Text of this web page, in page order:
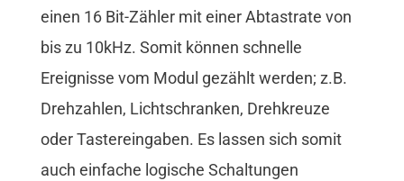
einen 16 Bit-Zähler mit einer Abtastrate von
bis zu 10kHz. Somit können schnelle
Ereignisse vom Modul gezählt werden; z.B.
Drehzahlen, Lichtschranken, Drehkreuze
oder Tastereingaben. Es lassen sich somit
auch einfache logische Schaltungen